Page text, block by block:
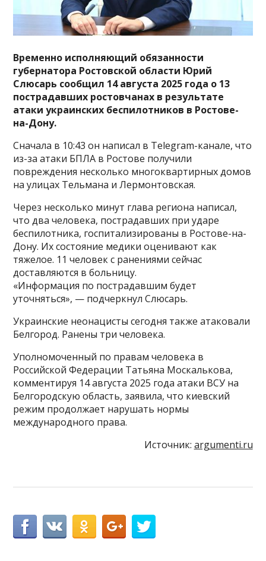
Временно исполняющий обязанности
губернатора Ростовской области Юрий
Слюсарь сообщил 14 августа 2025 года о 13
пострадавших ростовчанах в результате
атаки украинских беспилотников в Ростове-
на-Дону.
Сначала в 10:43 он написал в Telegram-канале, что
из-за атаки БПЛА в Ростове получили
повреждения несколько многоквартирных домов
на улицах Тельмана и Лермонтовская.
Через несколько минут глава региона написал,
что два человека, пострадавших при ударе
беспилотника, госпитализированы в Ростове-на-
Дону. Их состояние медики оценивают как
тяжелое. 11 человек с ранениями сейчас
доставляются в больницу.
«Информация по пострадавшим будет
уточняться», — подчеркнул Слюсарь.
Украинские неонацисты сегодня также атаковали
Белгород. Ранены три человека.
Уполномоченный по правам человека в
Российской Федерации Татьяна Москалькова,
комментируя 14 августа 2025 года атаки ВСУ на
Белгородскую область, заявила, что киевский
режим продолжает нарушать нормы
международного права.
Источник: argumenti.ru